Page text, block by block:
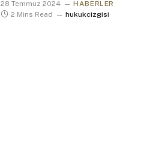
28 Temmuz 2024
HABERLER
2 Mins Read
hukukcizgisi